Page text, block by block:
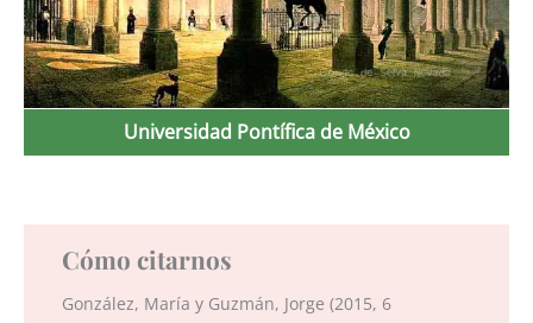
Universidad Pontífica de México
Cómo citarnos
González, María y Guzmán, Jorge (2015, 6